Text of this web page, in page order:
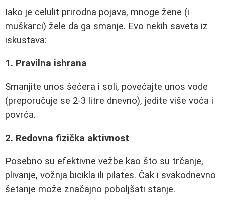
Iako je celulit prirodna pojava, mnoge žene (i
muškarci) žele da ga smanje. Evo nekih saveta iz
iskustava:
1. Pravilna ishrana
Smanjite unos šećera i soli, povećajte unos vode
(preporučuje se 2-3 litre dnevno), jedite više voća i
povrća.
2. Redovna fizička aktivnost
Posebno su efektivne vežbe kao što su trčanje,
plivanje, vožnja bicikla ili pilates. Čak i svakodnevno
šetanje može značajno poboljšati stanje.